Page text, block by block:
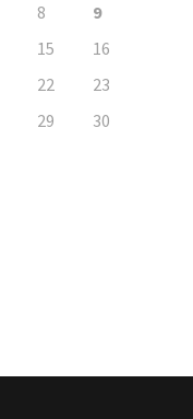
8
9
15
16
22
23
29
30